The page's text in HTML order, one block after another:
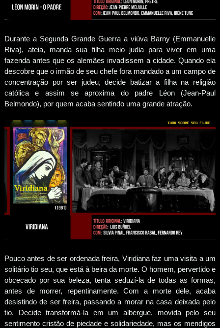
Durante a Segunda Grande Guerra a viúva Barny (Emmanuelle
Riva), ateia, manda sua filha meio judia para viver em uma
fazenda antes que os alemães invadissem a cidade. Quando ela
descobre que o irmão de seu chefe fora mandado a um campo de
concentração por ser judeu, decide batizar a filha na religião
católica e assim se aproxima do padre Léon (Jean-Paul
Belmondo), por quem acaba sentindo uma grande atração.
Pouco antes de ser ordenada freira, Viridiana faz uma visita a um
solitário tio seu, que está à beira da morte. O homem, pervertido e
obcecado por sua beleza, tenta seduzí-la de todas as formas,
antes de morrer, repentinamente. Com a morte dele, acaba
desistindo de ser freira, passando a morar na casa deixada pelo
tio. Decide transformá-la em um albergue, movida pelo seu
sentimento cristão de piedade e solidariedade, mas os mendigos